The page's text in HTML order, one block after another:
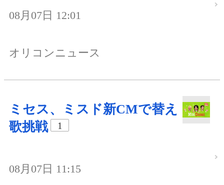
08月07日 12:01
オリコンニュース
ミセス、ミスド新CMで替え
歌挑戦
1
08月07日 11:15